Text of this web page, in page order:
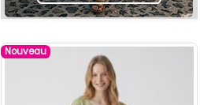
Nouveau